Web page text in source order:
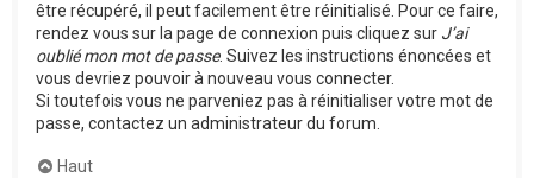
être récupéré, il peut facilement être réinitialisé. Pour ce faire,
rendez vous sur la page de connexion puis cliquez sur J’ai
oublié mon mot de passe. Suivez les instructions énoncées et
vous devriez pouvoir à nouveau vous connecter.
Si toutefois vous ne parveniez pas à réinitialiser votre mot de
passe, contactez un administrateur du forum.
Haut